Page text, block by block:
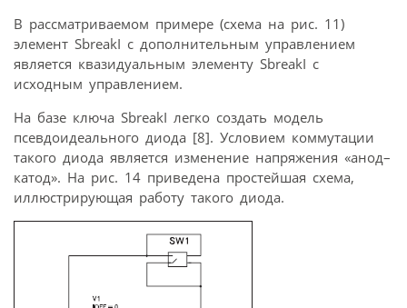
В рассматриваемом примере (схема на рис. 11)
элемент SbreakI с дополнительным управлением
является квазидуальным элементу SbreakI с
исходным управлением.
На базе ключа SbreakI легко создать модель
псевдоидеального диода [8]. Условием коммутации
такого диода является изменение напряжения «анод–
катод». На рис. 14 приведена простейшая схема,
иллюстрирующая работу такого диода.